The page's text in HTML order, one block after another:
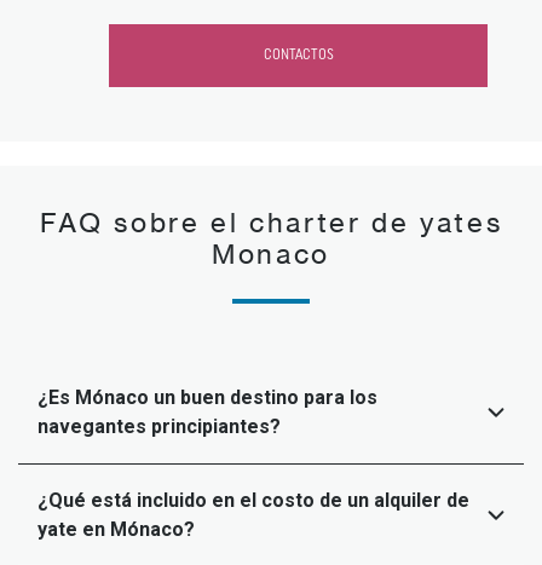
CONTACTOS
FAQ sobre el charter de yates
Monaco
¿Es Mónaco un buen destino para los
navegantes principiantes?
¿Qué está incluido en el costo de un alquiler de
yate en Mónaco?